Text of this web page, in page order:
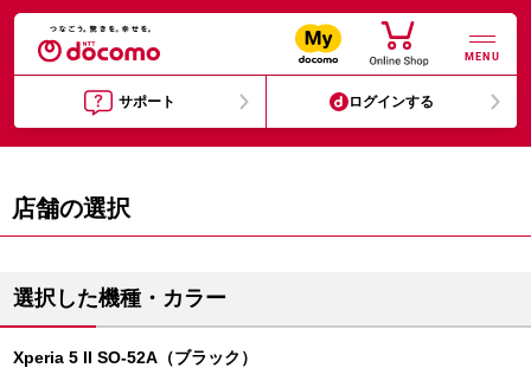
MENU
サポート ログインする
店舗の選択
選択した機種・カラー
Xperia 5 II SO-52A（ブラック）